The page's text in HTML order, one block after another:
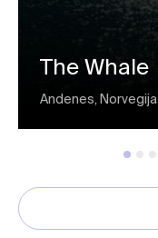
The Whale
Andenes, Norvegija